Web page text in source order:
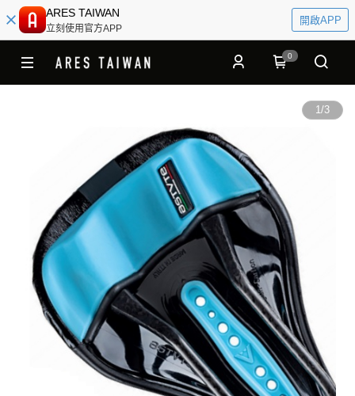
ARES TAIWAN
立刻使用官方APP
開啟APP
0
1/3